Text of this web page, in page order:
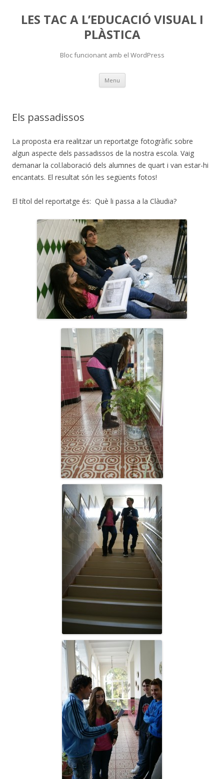
LES TAC A L’EDUCACIÓ VISUAL I
PLÀSTICA
Bloc funcionant amb el WordPress
Menu Skip
content
Els passadissos
La proposta era realitzar un reportatge fotogràfic sobre
algun aspecte dels passadissos de la nostra escola. Vaig
demanar la col.laboració dels alumnes de quart i van estar-hi
encantats. El resultat són les següents fotos!
El títol del reportatge és: Què li passa a la Clàudia?